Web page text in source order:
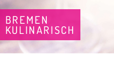
BREMEN
KULINARISCH